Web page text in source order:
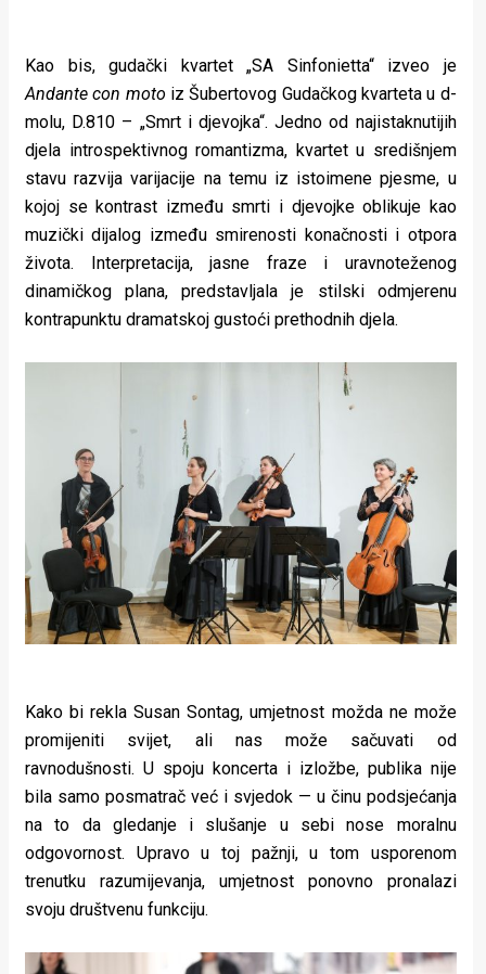
Kao bis, gudački kvartet „SA Sinfonietta“ izveo je
Andante con moto iz Šubertovog Gudačkog kvarteta u d-
molu, D.810 – „Smrt i djevojka“. Jedno od najistaknutijih
djela introspektivnog romantizma, kvartet u središnjem
stavu razvija varijacije na temu iz istoimene pjesme, u
kojoj se kontrast između smrti i djevojke oblikuje kao
muzički dijalog između smirenosti konačnosti i otpora
života. Interpretacija, jasne fraze i uravnoteženog
dinamičkog plana, predstavljala je stilski odmjerenu
kontrapunktu dramatskoj gustoći prethodnih djela.
Kako bi rekla Susan Sontag, umjetnost možda ne može
promijeniti svijet, ali nas može sačuvati od
ravnodušnosti. U spoju koncerta i izložbe, publika nije
bila samo posmatrač već i svjedok — u činu podsjećanja
na to da gledanje i slušanje u sebi nose moralnu
odgovornost. Upravo u toj pažnji, u tom usporenom
trenutku razumijevanja, umjetnost ponovno pronalazi
svoju društvenu funkciju.